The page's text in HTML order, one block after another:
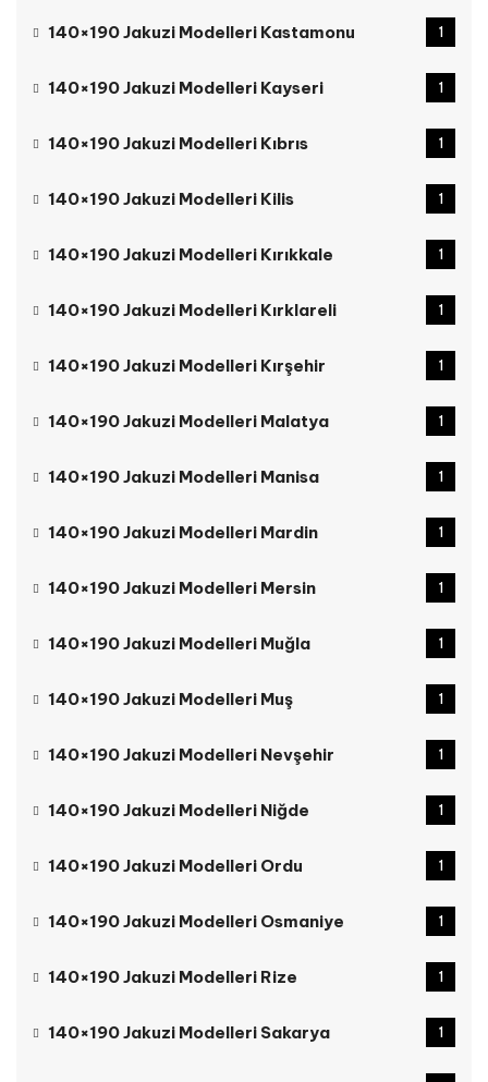
140×190 Jakuzi Modelleri Kastamonu 1
140×190 Jakuzi Modelleri Kayseri 1
140×190 Jakuzi Modelleri Kıbrıs 1
140×190 Jakuzi Modelleri Kilis 1
140×190 Jakuzi Modelleri Kırıkkale 1
140×190 Jakuzi Modelleri Kırklareli 1
140×190 Jakuzi Modelleri Kırşehir 1
140×190 Jakuzi Modelleri Malatya 1
140×190 Jakuzi Modelleri Manisa 1
140×190 Jakuzi Modelleri Mardin 1
140×190 Jakuzi Modelleri Mersin 1
140×190 Jakuzi Modelleri Muğla 1
140×190 Jakuzi Modelleri Muş 1
140×190 Jakuzi Modelleri Nevşehir 1
140×190 Jakuzi Modelleri Niğde 1
140×190 Jakuzi Modelleri Ordu 1
140×190 Jakuzi Modelleri Osmaniye 1
140×190 Jakuzi Modelleri Rize 1
140×190 Jakuzi Modelleri Sakarya 1